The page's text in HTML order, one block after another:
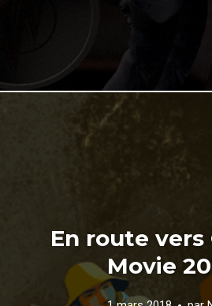
En route vers
Movie